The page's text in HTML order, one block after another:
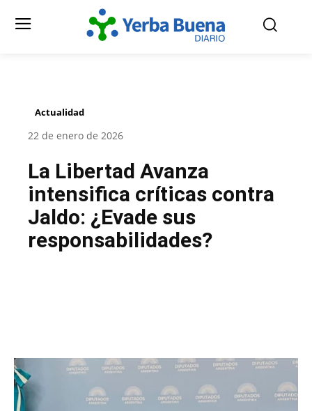
Actualidad
22 de enero de 2026
La Libertad Avanza
intensifica críticas contra
Jaldo: ¿Evade sus
responsabilidades?